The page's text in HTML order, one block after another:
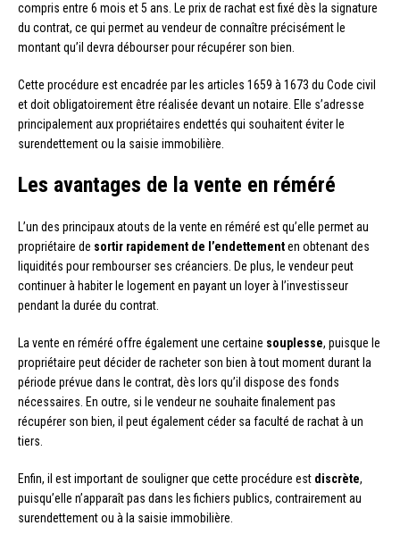
compris entre 6 mois et 5 ans. Le prix de rachat est fixé dès la signature
du contrat, ce qui permet au vendeur de connaître précisément le
montant qu’il devra débourser pour récupérer son bien.
Cette procédure est encadrée par les articles 1659 à 1673 du Code civil
et doit obligatoirement être réalisée devant un notaire. Elle s’adresse
principalement aux propriétaires endettés qui souhaitent éviter le
surendettement ou la saisie immobilière.
Les avantages de la vente en réméré
L’un des principaux atouts de la vente en réméré est qu’elle permet au
propriétaire de sortir rapidement de l’endettementen obtenant des
liquidités pour rembourser ses créanciers. De plus, le vendeur peut
continuer à habiter le logement en payant un loyer à l’investisseur
pendant la durée du contrat.
La vente en réméré offre également une certaine souplesse, puisque le
propriétaire peut décider de racheter son bien à tout moment durant la
période prévue dans le contrat, dès lors qu’il dispose des fonds
nécessaires. En outre, si le vendeur ne souhaite finalement pas
récupérer son bien, il peut également céder sa faculté de rachat à un
tiers.
Enfin, il est important de souligner que cette procédure est discrète,
puisqu’elle n’apparaît pas dans les fichiers publics, contrairement au
surendettement ou à la saisie immobilière.